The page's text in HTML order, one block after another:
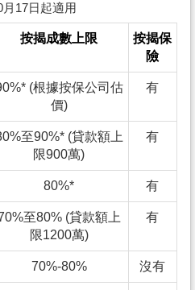
月17日起適用
按揭成數上限
按揭保
險
(根據按保公司估
價)
有
至90%* (貸款額上
限900萬)
有
80%* 有
至80% (貸款額上
限1200萬)
有
70%-80% 沒有